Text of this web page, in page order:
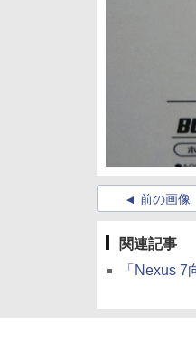
前の画像
関連記事
「Nexus